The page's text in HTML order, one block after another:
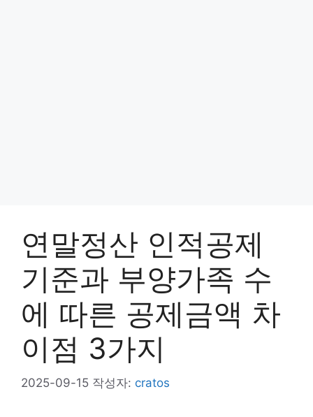
연말정산 인적공제
기준과 부양가족 수
에 따른 공제금액 차
이점 3가지
2025-09-15 작성자: cratos